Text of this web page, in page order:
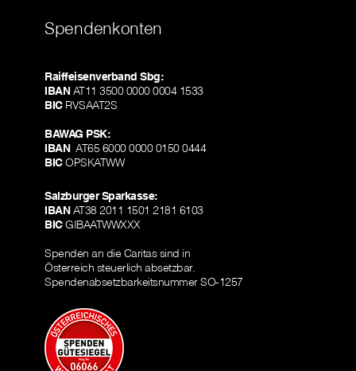
Spendenkonten
Raiffeisenverband Sbg:
IBANAT11 3500 0000 0004 1533
BICRVSAAT2S
BAWAG PSK:
IBANAT65 6000 0000 0150 0444
BICOPSKATWW
Salzburger Sparkasse:
IBANAT38 2011 1501 2181 6103
BICGIBAATWWXXX
Spenden an die Caritas sind in
Österreich steuerlich absetzbar.
Spendenabsetzbarkeitsnummer SO-1257